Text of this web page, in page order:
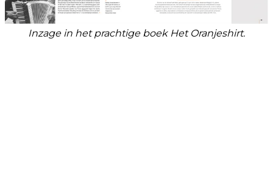
Inzage in het prachtige boek Het Oranjeshirt.